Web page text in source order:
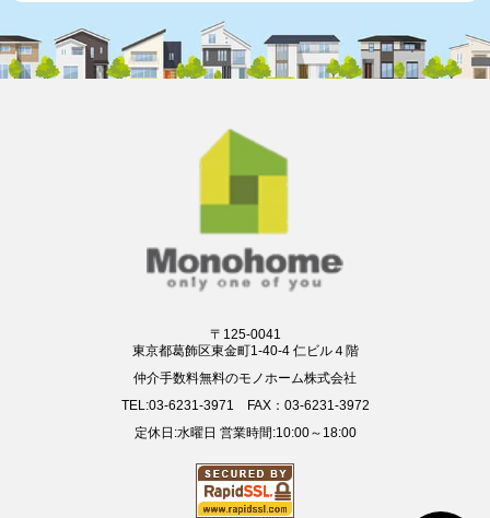
〒125-0041
東京都葛飾区東金町1-40-4 仁ビル４階
仲介手数料無料のモノホーム株式会社
TEL:03-6231-3971 FAX：03-6231-3972
定休日:水曜日 営業時間:10:00～18:00